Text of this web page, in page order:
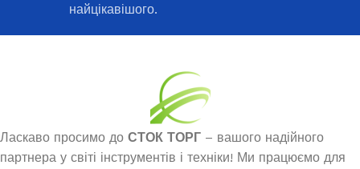
найцікавішого.
Ласкаво просимо до СТОК ТОРГ – вашого надійного
партнера у світі інструментів і техніки! Ми працюємо для